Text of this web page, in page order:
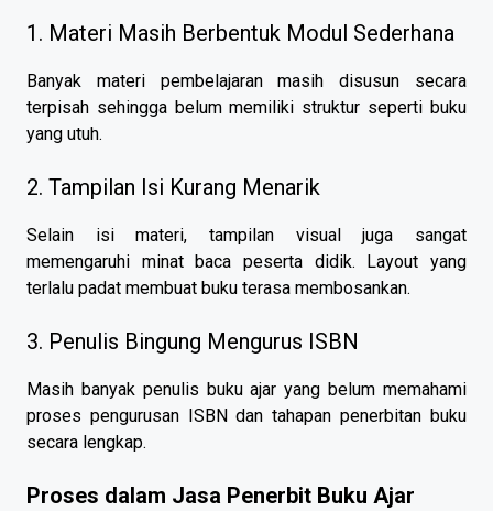
1. Materi Masih Berbentuk Modul Sederhana
Banyak materi pembelajaran masih disusun secara
terpisah sehingga belum memiliki struktur seperti buku
yang utuh.
2. Tampilan Isi Kurang Menarik
Selain isi materi, tampilan visual juga sangat
memengaruhi minat baca peserta didik. Layout yang
terlalu padat membuat buku terasa membosankan.
3. Penulis Bingung Mengurus ISBN
Masih banyak penulis buku ajar yang belum memahami
proses pengurusan ISBN dan tahapan penerbitan buku
secara lengkap.
Proses dalam Jasa Penerbit Buku Ajar